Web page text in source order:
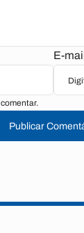
E-
Publicar